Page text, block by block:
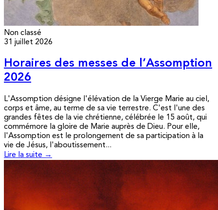
Non classé
31 juillet 2026
Horaires des messes de l’Assomption
2026
L'Assomption désigne l'élévation de la Vierge Marie au ciel,
corps et âme, au terme de sa vie terrestre. C'est l'une des
grandes fêtes de la vie chrétienne, célébrée le 15 août, qui
commémore la gloire de Marie auprès de Dieu. Pour elle,
l'Assomption est le prolongement de sa participation à la
vie de Jésus, l'aboutissement...
Lire la suite →